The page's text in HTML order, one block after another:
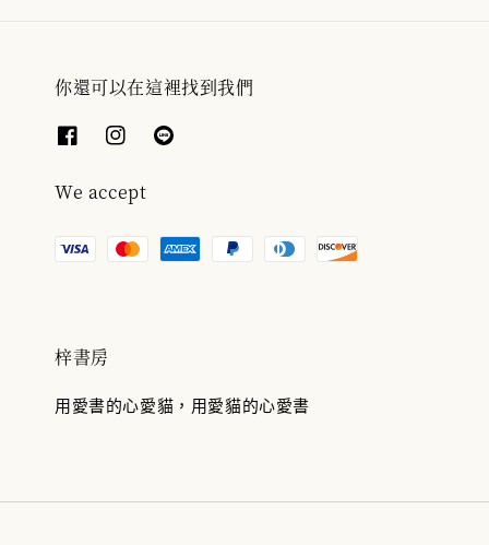
你還可以在這裡找到我們
We accept
梓書房
用愛書的心愛貓，用愛貓的心愛書